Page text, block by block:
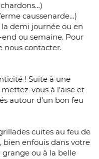
caussenarde…)
demi journée ou en
ou semaine. Pour
nous contacter.
! Suite à une
vous à l’aise et
autour d’un bon feu
cuites au feu de
bien enfouis dans votre
grange ou à la belle